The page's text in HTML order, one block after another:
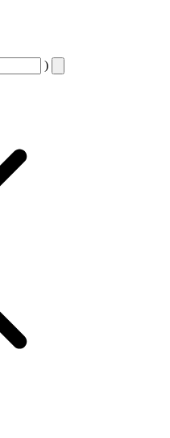
)